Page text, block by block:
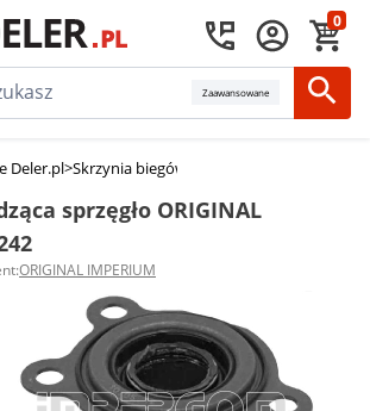
0
Zaawansowane
Deler.pl>Skrzynia biegów i sprzęgło
sprzęgło ORIGINAL
ORIGINAL IMPERIUM